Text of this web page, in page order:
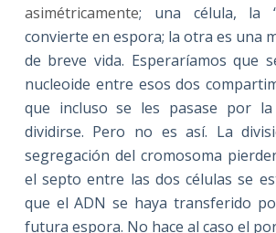
asimétricamente; una célula, la
convierte en espora; la otra es una
de breve vida. Esperaríamos que
nucleoide entre esos dos
que incluso se les pasase por la
dividirse. Pero no es así. La
segregación del cromosoma
el septo entre las dos células se
que el ADN se haya transferido
futura espora. No hace al caso el